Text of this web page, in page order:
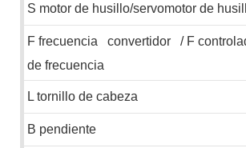
S motor de husillo/servomotor de
F frecuencia convertidor /F
de frecuencia
L tornillo de cabeza
B pendiente